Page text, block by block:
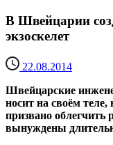
В Швейцарии
экзоскелет
22.08.2014
Швейцарские
носит на своём теле,
призвано облегчить
вынуждены